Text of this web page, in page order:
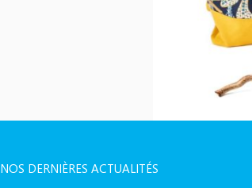
NOS DERNIÈRES ACTUALITÉS